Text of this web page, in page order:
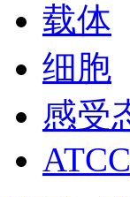
载体
细胞
感受
ATCC